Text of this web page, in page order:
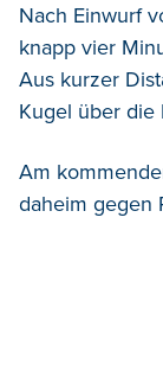
Nach Einwurf
knapp vier
Aus kurzer
Kugel über die
Am
daheim gegen